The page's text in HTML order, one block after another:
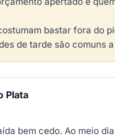
bastar fora do
de tarde são comuns
Plata
bem cedo. Ao meio